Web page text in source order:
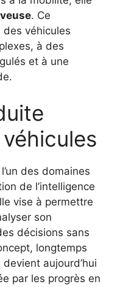
. Ce
des véhicules
à des
et à une
des domaines
de l’intelligence
vise à permettre
son
décisions sans
longtemps
aujourd’hui
par les progrès en